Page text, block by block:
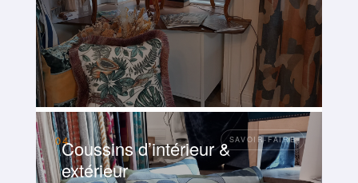
04Coussins d’intérieur &
extérieur